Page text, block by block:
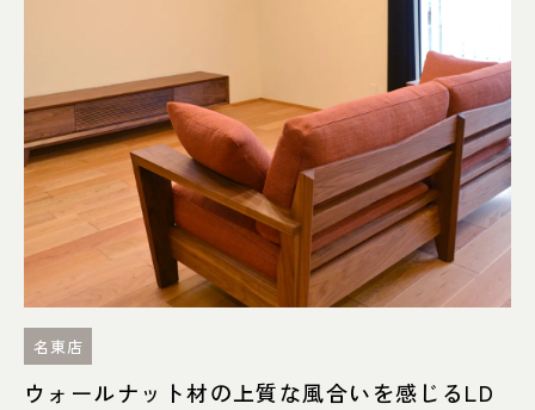
名東店
ウォールナット材の上質な風合いを感じるLD